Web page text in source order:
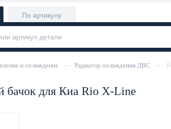
По артикулу
и охлаждение — Радиатор охлаждения ДВС —
бачок для Киа Rio X-Line